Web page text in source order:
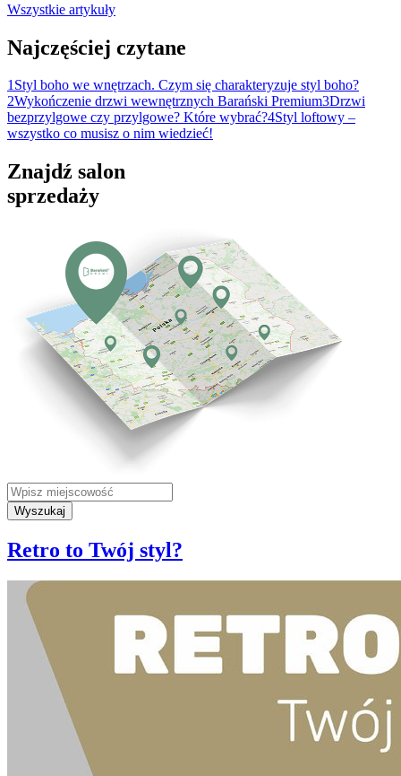
Wszystkie artykuły
Najczęściej czytane
1Styl boho we wnętrzach. Czym się charakteryzuje styl boho?
2Wykończenie drzwi wewnętrznych Barański Premium3Drzwi
bezprzylgowe czy przylgowe? Które wybrać?4Styl loftowy –
wszystko co musisz o nim wiedzieć!
Znajdź salon
sprzedaży
Wyszukaj
Retro to Twój styl?